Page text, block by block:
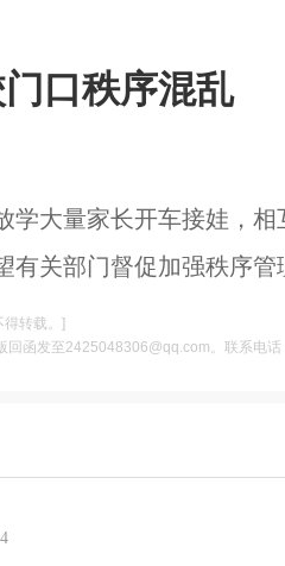
口秩序混乱
大量家长开车接娃，相
关部门督促加强秩序管
转载。]
函发至2425048306@qq.com。联系电